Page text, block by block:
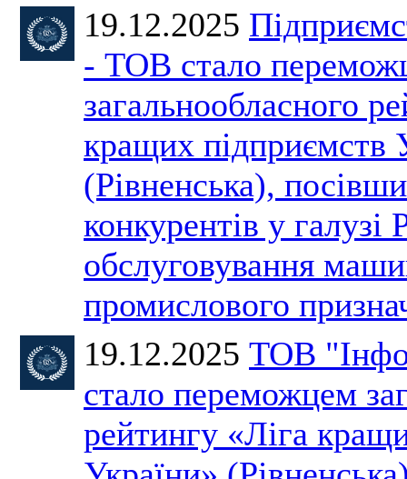
19.12.2025
- ТОВ стало
загальнообласного
кращих підприємств
(Рівненська),
конкурентів у галузі
обслуговування
промислового
19.12.2025 ТОВ
стало переможцем
рейтингу «Ліга